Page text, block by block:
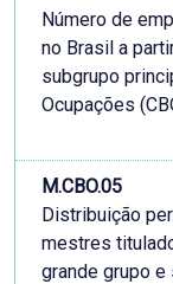
Número de
no Brasil a
subgrupo
Ocupações
M.CBO.05
Distribuição
mestres
grande grupo